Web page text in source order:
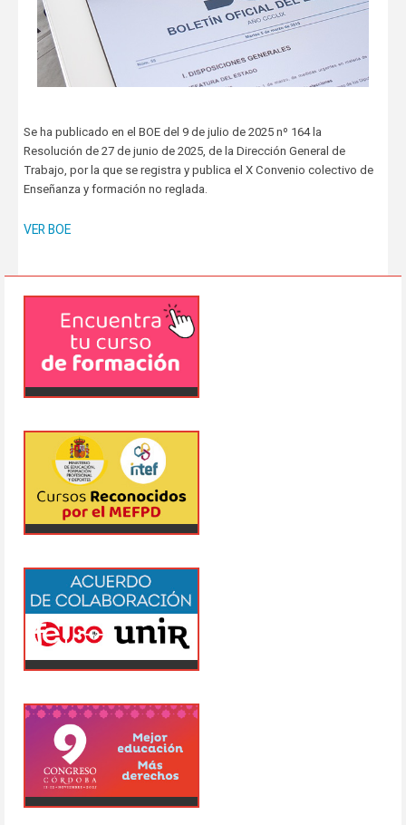
Se ha publicado en el BOE del 9 de julio de 2025 nº 164 la
Resolución de 27 de junio de 2025, de la Dirección General de
Trabajo, por la que se registra y publica el X Convenio colectivo de
Enseñanza y formación no reglada.
VER BOE